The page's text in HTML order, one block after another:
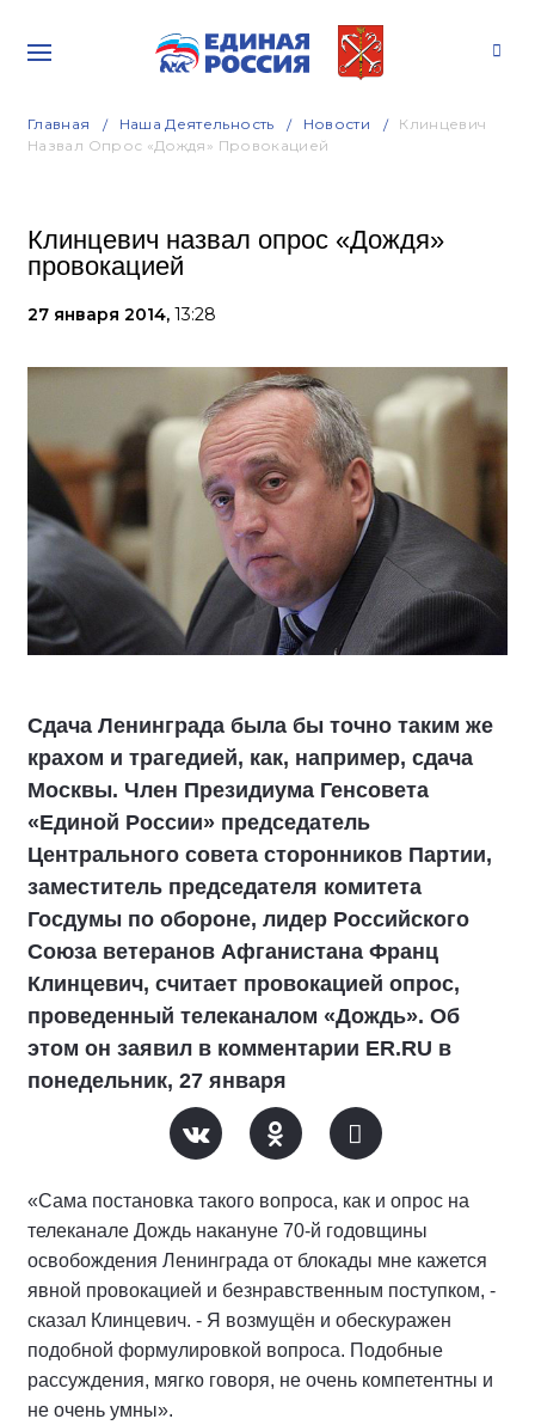
Главная Наша Деятельность Новости
Клинцевич
Назвал Опрос «Дождя» Провокацией
Клинцевич назвал опрос «Дождя»
провокацией
27 января 2014, 13:28
Сдача Ленинграда была бы точно таким же
крахом и трагедией, как, например, сдача
Москвы. Член Президиума Генсовета
«Единой России» председатель
Центрального совета сторонников Партии,
заместитель председателя комитета
Госдумы по обороне, лидер Российского
Союза ветеранов Афганистана Франц
Клинцевич, считает провокацией опрос,
проведенный телеканалом «Дождь». Об
этом он заявил в комментарии ER.RU в
понедельник, 27 января
«Сама постановка такого вопроса, как и опрос на
телеканале Дождь накануне 70-й годовщины
освобождения Ленинграда от блокады мне кажется
явной провокацией и безнравственным поступком, -
сказал Клинцевич. - Я возмущён и обескуражен
подобной формулировкой вопроса. Подобные
рассуждения, мягко говоря, не очень компетентны и
не очень умны».